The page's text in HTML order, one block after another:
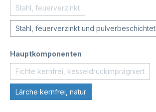
Stahl, feuerverzinkt
Stahl, feuerverzinkt und pulverbeschichtet
Hauptkomponenten
Fichte kernfrei, kesseldruckimprägniert
Lärche kernfrei, natur